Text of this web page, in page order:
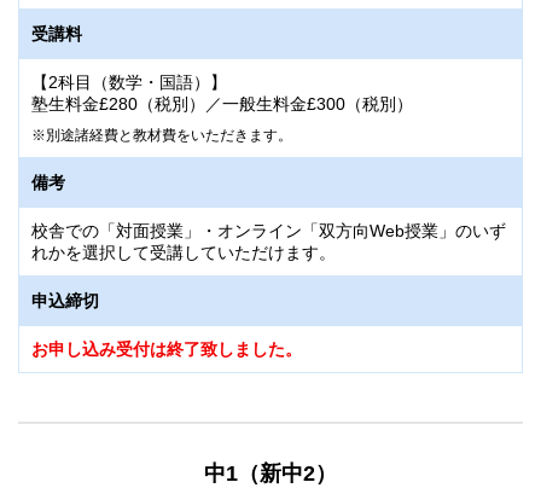
備考
校舎での「対面授業」・オンライン「双方向Web授業」の
いずれかを選択して受講していただけます。
申込締切
受講料
【2科目（数学・国語）】
塾生料金£280（税別）／一般生料金£300（税別）
別途諸経費と教材費をいただきます。
備考
校舎での「対面授業」・オンライン「双方向Web授業」のいず
れかを選択して受講していただけます。
申込締切
お申し込み受付は終了致しました。
中1（新中2）